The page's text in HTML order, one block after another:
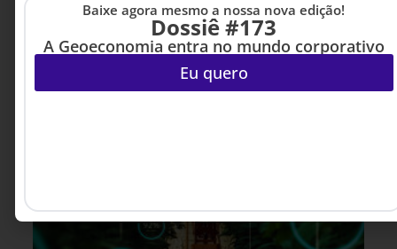
Baixe agora mesmo a nossa nova edição!
Dossiê #173
A Geoeconomia entra no mundo corporativo
Eu quero